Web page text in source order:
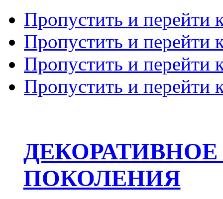
Пропустить и перейти
Пропустить и перейти
Пропустить и перейти
Пропустить и перейти
ПОКОЛЕНИЯ